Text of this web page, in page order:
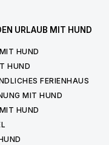
URLAUB MIT HUND
HUND
HUND
FERIENHAUS
MIT HUND
HUND